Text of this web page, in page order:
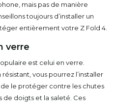
mais pas de manière
toujours d’installer un
entièrement votre Z Fold 4.
verre
est celui en verre.
vous pourrez l’installer
le protéger contre les chutes
de doigts et la saleté. Ces